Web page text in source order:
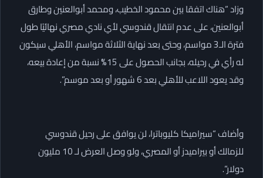
وزاد “هناك اتفقا بين محمود الخطيب، ومحمد أبوالعنين وطارق
أبوالعنين، على عدم انتقال قندوسي لأي نادي مصري نهائيًا طول
فترة الـ3 مواسم، وحتى بعد نهاية الثلاثة مواسم، الأهلي سيكون
له رأي في رحيله، بجانب الحصول على 15% نسبة من إعادة بيعه،
وقد يعود اللاعب للأهلي بعد 6 شهور أو بعد موسم”.
وأضاف “سيراميكا كليوباترا، لن يوافق على رحيل قندوسي
للزمالك أو بيراميدز أو المصري، ولو وصل العرض لـ 10 مليون
دولار“.